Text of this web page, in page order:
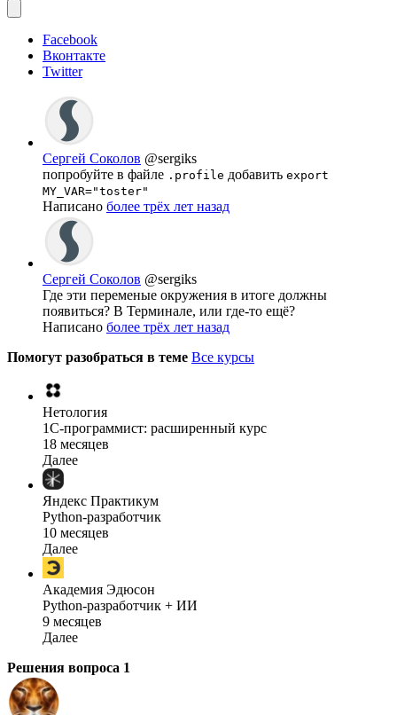
Facebook
Вконтакте
Twitter
Сергей Соколов @sergiks
попробуйте в файле .profile добавить export
MY_VAR="toster"
Написано более трёх лет назад
Сергей Соколов @sergiks
Где эти переменые окружения в итоге должны
появиться? В Терминале, или где-то ещё?
Написано более трёх лет назад
Помогут разобраться в теме Все курсы
Нетология
1C-программист: расширенный курс
18 месяцев
Далее
Яндекс Практикум
Python-разработчик
10 месяцев
Далее
Академия Эдюсон
Python-разработчик + ИИ
9 месяцев
Далее
Решения вопроса 1